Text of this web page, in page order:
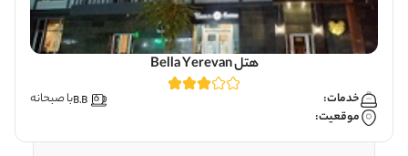
هتل Bella Yerevan
خدمات:
با صبحانه
موقعیت: